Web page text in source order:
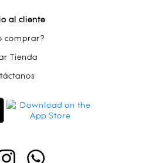
al cliente
comprar?
Tienda